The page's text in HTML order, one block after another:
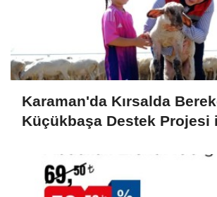
Karaman'da Kırsalda
Küçükbaşa Destek Projesi